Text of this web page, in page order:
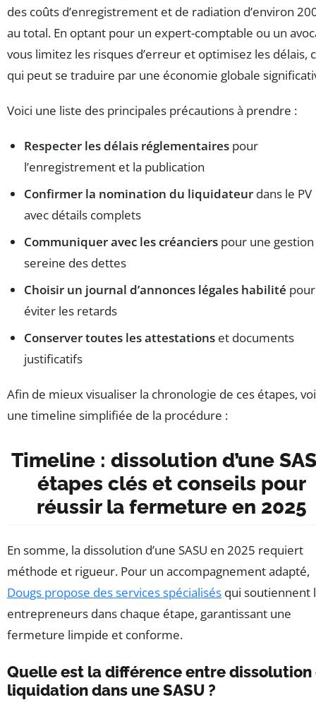
des coûts d’enregistrement et de radiation d’environ
au total. En optant pour un expert-comptable ou un
vous limitez les risques d’erreur et optimisez les délais,
qui peut se traduire par une économie globale
Voici une liste des principales précautions à prendre :
Respecter les délais réglementaires pour
l’enregistrement et la publication
Confirmer la nomination du liquidateur dans le PV
avec détails complets
Communiquer avec les créanciers pour une gestion
sereine des dettes
Choisir un journal d’annonces légales habilité pour
éviter les retards
Conserver toutes les attestations et documents
justificatifs
Afin de mieux visualiser la chronologie de ces étapes,
une timeline simplifiée de la procédure :
Timeline : dissolution d’une
étapes clés et conseils pour
réussir la fermeture en 2025
En somme, la dissolution d’une SASU en 2025 requiert
méthode et rigueur. Pour un accompagnement adapté,
Dougs propose des services spécialisés qui soutiennent
entrepreneurs dans chaque étape, garantissant une
fermeture limpide et conforme.
Quelle est la différence entre dissolution
liquidation dans une SASU ?